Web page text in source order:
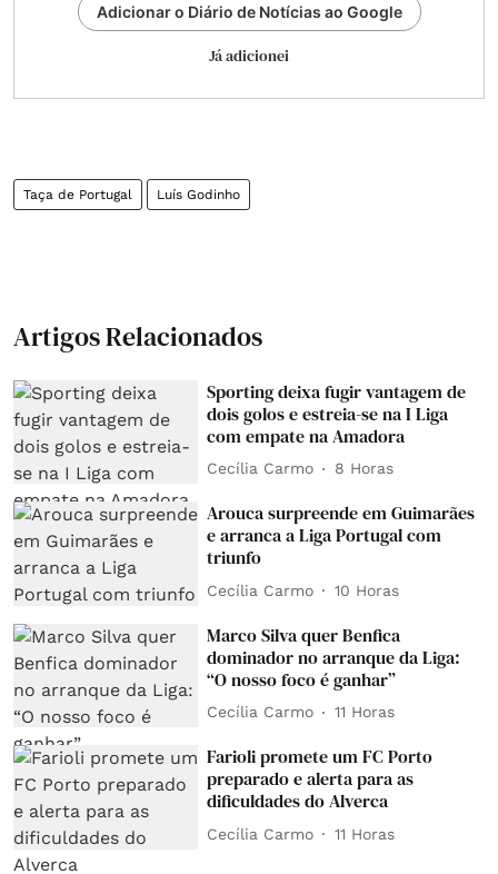
Adicionar o Diário de Notícias ao Google
Já adicionei
Taça de Portugal Luís Godinho
Artigos Relacionados
Sporting deixa fugir vantagem de
dois golos e estreia-se na I Liga
com empate na Amadora
Cecília Carmo 8 Horas
Arouca surpreende em Guimarães
e arranca a Liga Portugal com
triunfo
Cecília Carmo 10 Horas
Marco Silva quer Benfica
dominador no arranque da Liga:
“O nosso foco é ganhar”
Cecília Carmo 11 Horas
Farioli promete um FC Porto
preparado e alerta para as
dificuldades do Alverca
Cecília Carmo 11 Horas